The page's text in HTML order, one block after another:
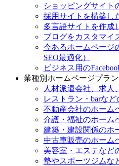
ショッピングサイト
採用サイトを構築し
多言語サイトを作成
ブログをカスタマイ
今あるホームページ
SEO最適化）
ビジネス用の
業種別ホームページプラン
人材派遣会社、求人
レストラン・barな
不動産会社のホーム
介護・福祉のホーム
建築・建設関係のホ
中古車販売のホーム
美容室・エステなど
塾やスポーツジムな